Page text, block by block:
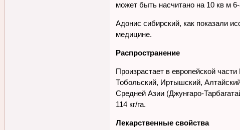
может быть насчитано на 10 кв м
Адонис сибирский, как показали
медицине.
Распространение
Произрастает в европейской
Тобольский, Иртышский,
Средней Азии (Джунгаро-
114 кг/га.
Лекарственные свойства